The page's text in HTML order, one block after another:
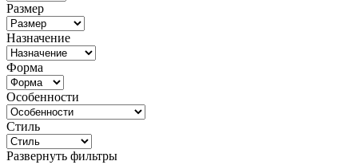
Размер
Назначение
Форма
Особенности
Стиль
Развернуть фильтры